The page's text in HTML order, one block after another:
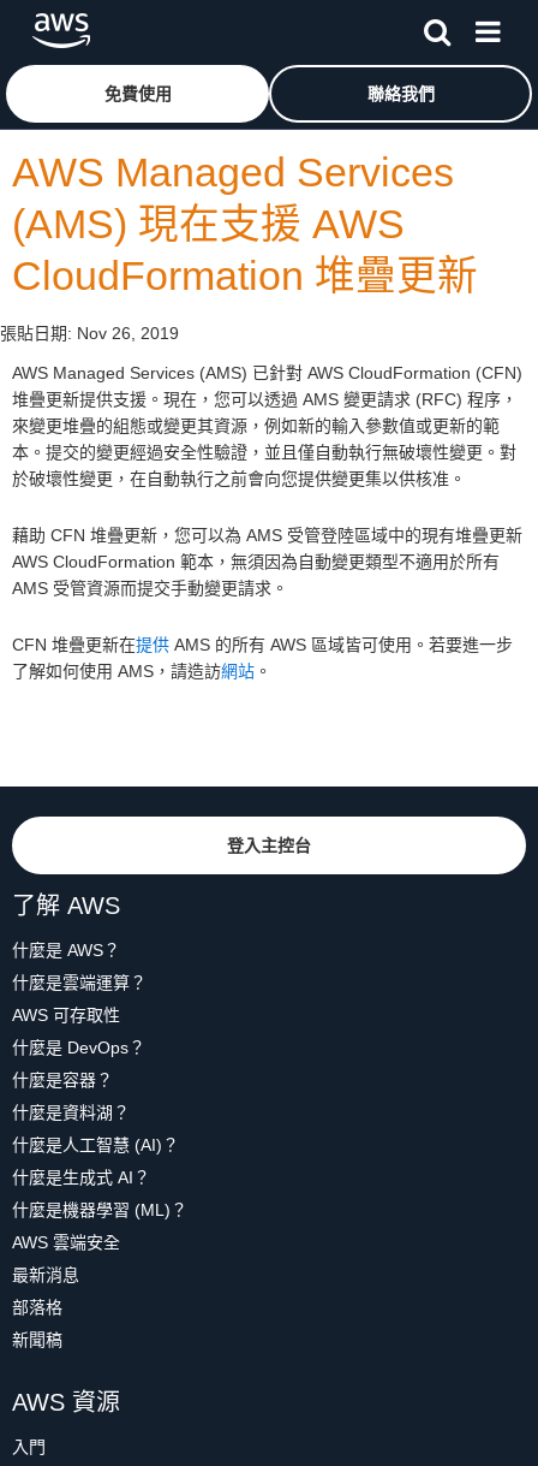
跳至主要內容按一下這裡可返回 Amazon Web Services 首頁
免費使用 聯絡我們
AWS Managed Services
(AMS) 現在支援 AWS
CloudFormation 堆疊更新
張貼日期: Nov 26, 2019
AWS Managed Services (AMS) 已針對 AWS CloudFormation (CFN)
堆疊更新提供支援。現在，您可以透過 AMS 變更請求 (RFC) 程序，
來變更堆疊的組態或變更其資源，例如新的輸入參數值或更新的範
本。提交的變更經過安全性驗證，並且僅自動執行無破壞性變更。對
於破壞性變更，在自動執行之前會向您提供變更集以供核准。
藉助 CFN 堆疊更新，您可以為 AMS 受管登陸區域中的現有堆疊更新
AWS CloudFormation 範本，無須因為自動變更類型不適用於所有
AMS 受管資源而提交手動變更請求。
CFN 堆疊更新在提供 AMS 的所有 AWS 區域皆可使用。若要進一步
了解如何使用 AMS，請造訪網站 。
登入主控台
了解 AWS
什麼是 AWS？
什麼是雲端運算？
AWS 可存取性
什麼是 DevOps？
什麼是容器？
什麼是資料湖？
什麼是人工智慧 (AI)？
什麼是生成式 AI？
什麼是機器學習 (ML)？
AWS 雲端安全
最新消息
部落格
新聞稿
AWS 資源
入門